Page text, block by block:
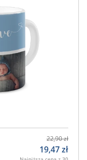
22,90zł
19,47zł